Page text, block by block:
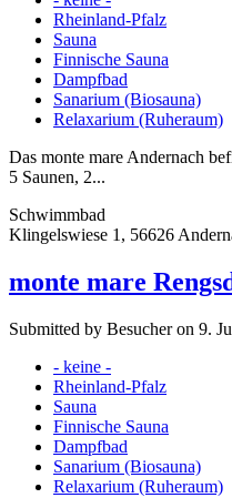
Rheinland-Pfalz
Sauna
Finnische Sauna
Dampfbad
Sanarium (Biosauna)
Relaxarium (Ruheraum)
Das monte mare Andernach
5 Saunen, 2...
Schwimmbad
Klingelswiese 1, 56626
monte mare
Submitted by Besucher on 9.
- keine -
Rheinland-Pfalz
Sauna
Finnische Sauna
Dampfbad
Sanarium (Biosauna)
Relaxarium (Ruheraum)